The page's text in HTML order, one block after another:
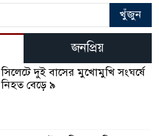
জনপ্রিয়
সিলেটে দুই বাসের মুখোমুখি সংঘর্ষে
নিহত বেড়ে ৯